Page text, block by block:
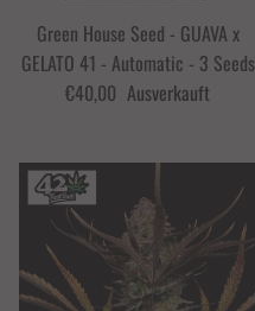
Green House Seed - GUAVA x
GELATO 41 - Automatic - 3 Seeds
€40,00 Ausverkauft